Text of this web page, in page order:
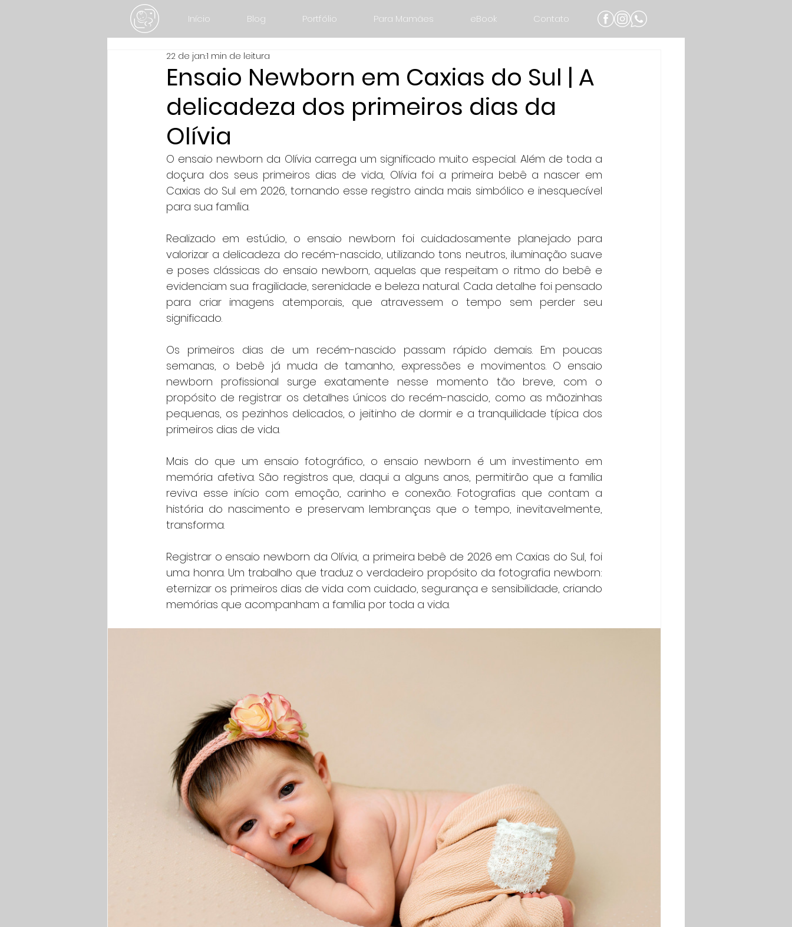
Início Blog Portfólio Para Mamães eBook Contato
Tags: mundo novo fotografia, mundo novo, mundo novo newborn, mundo novo caxias do
mundo novo serra gaúcha, newborn, newborn caxias, newborn caxias do sul, new born, new
born caxias do sul, newborn são marcos, newborn farroupilha, newborn bento gonçalves,
newborn vacaria, newborn antonio prado, newborn garibaldi, newborn serra gaúcha, serra
gaúcha, fotografia recém-nascido, recém-nascido caxias do sul, fotografia caxias do sul,
fotógrafo caxias do sul, estúdio caxias do sul, studio caxias, gestante caxias do sul,
caxias do sul, berçário caxias do sul, ala materno infatil unimed caxias do sul,
berçário unimed caxias, berçário pompéia, smash cake caxias, ensaio smash cake, ensaio
cake smash, smash fruit, ensaio smash fruit, ensaio gestante caxias, chateau lacave
família, aniversário infantil caxias do sul, foto de aniversário.
Ensaio Newborn em Caxias do Sul | A
delicadeza dos primeiros dias da
Olívia
22 de jan.1 min de leitura
O ensaio newborn da Olívia carrega um significado muito especial. Além de toda a
doçura dos seus primeiros dias de vida, Olívia foi a primeira bebê a nascer em
Caxias do Sul em 2026, tornando esse registro ainda mais simbólico e inesquecível
para sua família.
Realizado em estúdio, o ensaio newborn foi cuidadosamente planejado para
valorizar a delicadeza do recém-nascido, utilizando tons neutros, iluminação suave
e poses clássicas do ensaio newborn, aquelas que respeitam o ritmo do bebê e
evidenciam sua fragilidade, serenidade e beleza natural. Cada detalhe foi pensado
para criar imagens atemporais, que atravessem o tempo sem perder seu
significado.
Os primeiros dias de um recém-nascido passam rápido demais. Em poucas
semanas, o bebê já muda de tamanho, expressões e movimentos. O ensaio
newborn profissional surge exatamente nesse momento tão breve, com o
propósito de registrar os detalhes únicos do recém-nascido, como as mãozinhas
pequenas, os pezinhos delicados, o jeitinho de dormir e a tranquilidade típica dos
primeiros dias de vida.
Mais do que um ensaio fotográfico, o ensaio newborn é um investimento em
memória afetiva. São registros que, daqui a alguns anos, permitirão que a família
reviva esse início com emoção, carinho e conexão. Fotografias que contam a
história do nascimento e preservam lembranças que o tempo, inevitavelmente,
transforma.
Registrar o ensaio newborn da Olívia, a primeira bebê de 2026 em Caxias do Sul, foi
uma honra. Um trabalho que traduz o verdadeiro propósito da fotografia newborn:
eternizar os primeiros dias de vida com cuidado, segurança e sensibilidade, criando
memórias que acompanham a família por toda a vida.